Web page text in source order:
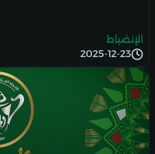
2025-12-23
الإنضباط